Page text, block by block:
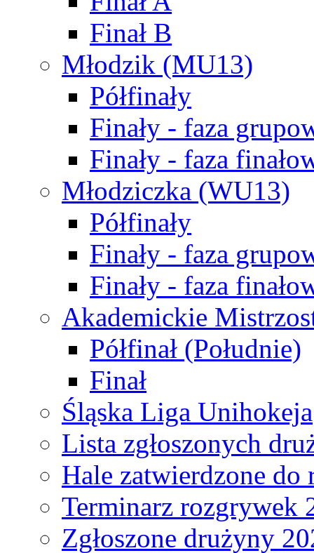
Finał B
Młodzik (MU13)
Półfinały
Finały - faza
Finały - faza
Młodziczka (WU13)
Półfinały
Finały - faza
Finały - faza
Akademickie
Półfinał (Południe)
Finał
Śląska Liga Unihokeja
Lista zgłoszonych
Hale zatwierdzone do
Terminarz rozgrywek
Zgłoszone drużyny